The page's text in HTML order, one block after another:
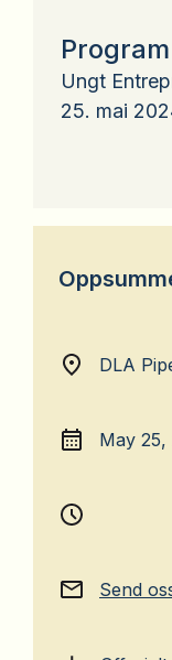
Program
Ungt
25. mai
DLA
May 25,
Send